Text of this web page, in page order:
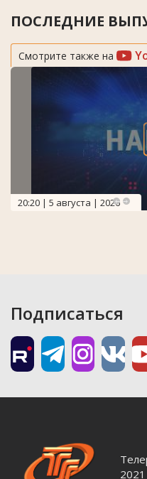
ПОСЛЕДНИЕ
Смотрите также на
20:20 | 5 августа | 2026
Подписаться